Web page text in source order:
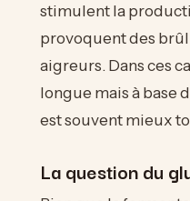
stimulent la
provoquent des
aigreurs. Dans ces
longue mais à base
est souvent mieux
La question du